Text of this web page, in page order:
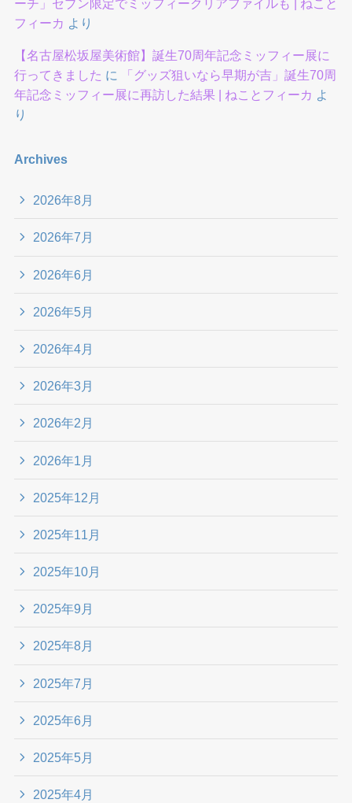
ーチ」セブン限定でミッフィークリアファイルも | ねこと
フィーカ より
【名古屋松坂屋美術館】誕生70周年記念ミッフィー展に
行ってきました に
「グッズ狙いなら早期が吉」誕生70周
年記念ミッフィー展に再訪した結果 | ねことフィーカ よ
り
Archives
2026年8月
2026年7月
2026年6月
2026年5月
2026年4月
2026年3月
2026年2月
2026年1月
2025年12月
2025年11月
2025年10月
2025年9月
2025年8月
2025年7月
2025年6月
2025年5月
2025年4月